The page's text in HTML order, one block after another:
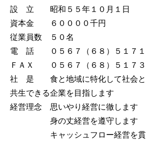
設 立 昭和５５年１０月１日
資本金 ６００００千円
従業員数 ５０名
​電 話 ０５６７（６８）５１７１
ＦＡＸ ０５６７（６８）５１７３
社 是 食と地域に特化して社会と
共生できる企業を目指します
経営理念 思いやり経営に徹します
身の丈経営を遵守します
キャッシュフロー経営を貫